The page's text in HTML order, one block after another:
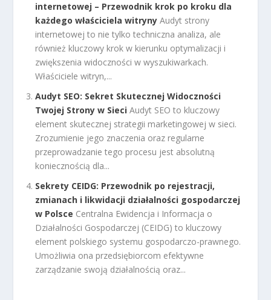
internetowej – Przewodnik krok po kroku dla
każdego właściciela witryny Audyt strony
internetowej to nie tylko techniczna analiza, ale
również kluczowy krok w kierunku optymalizacji i
zwiększenia widoczności w wyszukiwarkach.
Właściciele witryn,...
Audyt SEO: Sekret Skutecznej Widoczności
Twojej Strony w Sieci Audyt SEO to kluczowy
element skutecznej strategii marketingowej w sieci.
Zrozumienie jego znaczenia oraz regularne
przeprowadzanie tego procesu jest absolutną
koniecznością dla...
Sekrety CEIDG: Przewodnik po rejestracji,
zmianach i likwidacji działalności gospodarczej
w Polsce Centralna Ewidencja i Informacja o
Działalności Gospodarczej (CEIDG) to kluczowy
element polskiego systemu gospodarczo-prawnego.
Umożliwia ona przedsiębiorcom efektywne
zarządzanie swoją działalnością oraz...